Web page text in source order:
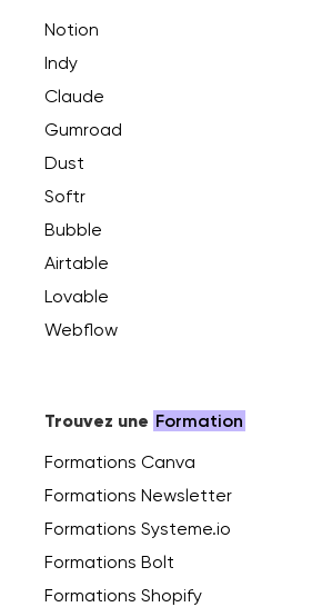
Notion
Indy
Claude
Gumroad
Dust
Softr
Bubble
Airtable
Lovable
Webflow
Trouvez une Formation
Formations Canva
Formations Newsletter
Formations Systeme.io
Formations Bolt
Formations Shopify